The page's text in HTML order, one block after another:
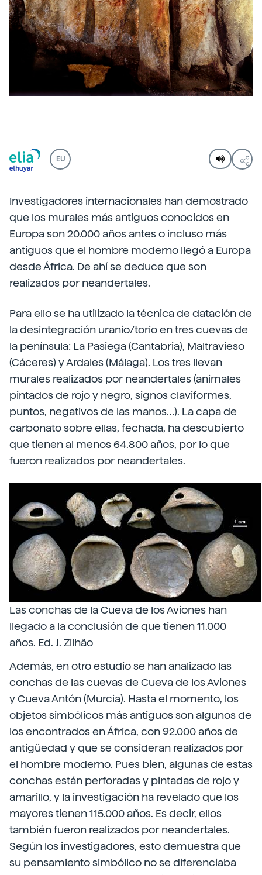
EU
Investigadores internacionales han demostrado
que los murales más antiguos conocidos en
Europa son 20.000 años antes o incluso más
antiguos que el hombre moderno llegó a Europa
desde África. De ahí se deduce que son
realizados por neandertales.
Para ello se ha utilizado la técnica de datación de
la desintegración uranio/torio en tres cuevas de
la península: La Pasiega (Cantabria), Maltravieso
(Cáceres) y Ardales (Málaga). Los tres llevan
murales realizados por neandertales (animales
pintados de rojo y negro, signos claviformes,
puntos, negativos de las manos…). La capa de
carbonato sobre ellas, fechada, ha descubierto
que tienen al menos 64.800 años, por lo que
fueron realizados por neandertales.
Las conchas de la Cueva de los Aviones han
llegado a la conclusión de que tienen 11.000
años. Ed. J. Zilhão
Además, en otro estudio se han analizado las
conchas de las cuevas de Cueva de los Aviones
y Cueva Antón (Murcia). Hasta el momento, los
objetos simbólicos más antiguos son algunos de
los encontrados en África, con 92.000 años de
antigüedad y que se consideran realizados por
el hombre moderno. Pues bien, algunas de estas
conchas están perforadas y pintadas de rojo y
amarillo, y la investigación ha revelado que los
mayores tienen 115.000 años. Es decir, ellos
también fueron realizados por neandertales.
Según los investigadores, esto demuestra que
su pensamiento simbólico no se diferenciaba